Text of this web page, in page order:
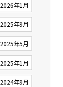
2026年1月
2025年9月
2025年5月
2025年1月
2024年9月